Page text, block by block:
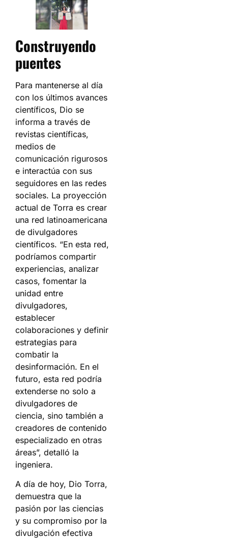
Construyendo
puentes
Para mantenerse al día
con los últimos avances
científicos, Dio se
informa a través de
revistas científicas,
medios de
comunicación rigurosos
e interactúa con sus
seguidores en las redes
sociales. La proyección
actual de Torra es crear
una red latinoamericana
de divulgadores
científicos. “En esta red,
podríamos compartir
experiencias, analizar
casos, fomentar la
unidad entre
divulgadores,
establecer
colaboraciones y definir
estrategias para
combatir la
desinformación. En el
futuro, esta red podría
extenderse no solo a
divulgadores de
ciencia, sino también a
creadores de contenido
especializado en otras
áreas”, detalló la
ingeniera.
A día de hoy, Dio Torra,
demuestra que la
pasión por las ciencias
y su compromiso por la
divulgación efectiva